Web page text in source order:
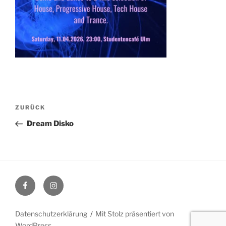
Beitragsnavigation
Vorheriger
Beitrag
ZURÜCK
Dream Disko
FacebookInstagram
Datenschutzerklärung
Mit Stolz präsentiert von